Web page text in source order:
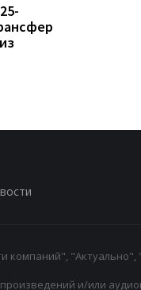
"Актуально",
и/или